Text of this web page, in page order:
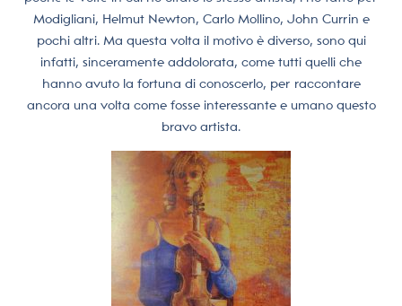
Modigliani, Helmut Newton, Carlo Mollino, John Currin e
pochi altri. Ma questa volta il motivo è diverso, sono qui
infatti, sinceramente addolorata, come tutti quelli che
hanno avuto la fortuna di conoscerlo, per raccontare
ancora una volta come fosse interessante e umano questo
bravo artista.